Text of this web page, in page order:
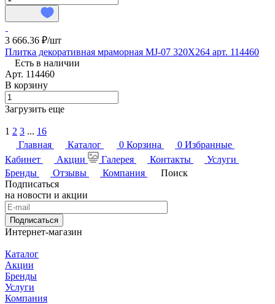
3 666.36 ₽/шт
Плитка декоративная мраморная MJ-07 320X264 арт. 114460
Есть в наличии
Арт. 114460
В корзину
Загрузить еще
1 2 3 ... 16
Главная
Каталог 0 Корзина 0 Избранные
Кабинет
Акции Галерея Контакты
Услуги
Бренды
Отзывы Компания
Поиск
Подписаться
на новости и акции
Подписаться
Интернет-магазин
Каталог
Акции
Бренды
Услуги
Компания